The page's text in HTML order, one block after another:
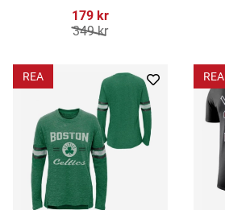
179 kr
349 kr
REA REA